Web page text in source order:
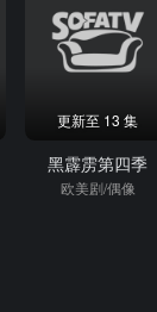
更新至 13 集
黑霹雳第四季
欧美剧/偶像